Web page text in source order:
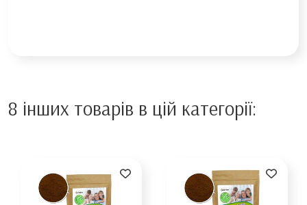
8 інших товарів в цій категорії: